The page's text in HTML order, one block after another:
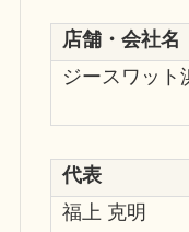
店舗・会社名
ジースワット
代表
福上 克明